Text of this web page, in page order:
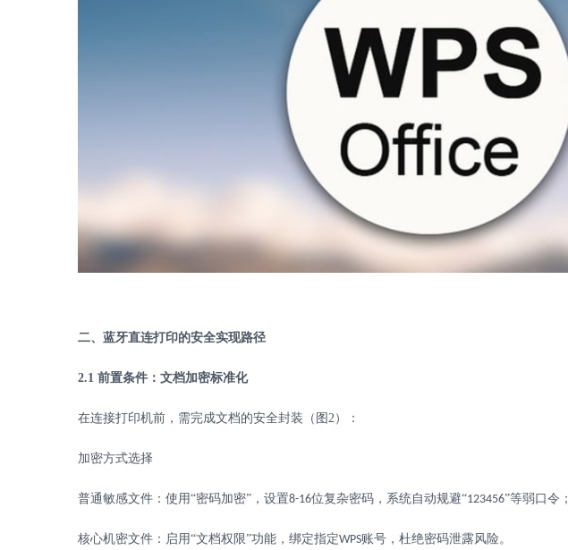
二、蓝牙直连打印的安全实现路径
2.1 前置条件：文档加密标准化
在连接打印机前，需完成文档的安全封装（图 2）：
加密方式选择
普通敏感文件：使用“密码加密”，设置8-16位复杂密码，系统自动规避“123456”等弱口令；
核心机密文件：启用“文档权限”功能，绑定指定WPS账号，杜绝密码泄露风险。